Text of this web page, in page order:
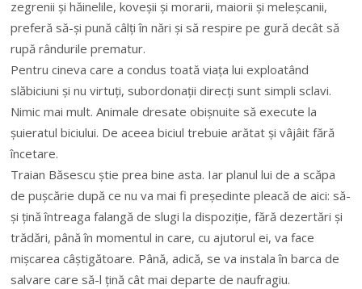
zegrenii și hăinelile, koveșii și morarii, maiorii și meleșcanii,
preferă să-și pună câlți în nări și să respire pe gură decât să
rupă rândurile prematur.
Pentru cineva care a condus toată viața lui exploatând
slăbiciuni și nu virtuți, subordonații direcți sunt simpli sclavi.
Nimic mai mult. Animale dresate obișnuite să execute la
șuieratul biciului. De aceea biciul trebuie arătat și vâjâit fără
încetare.
Traian Băsescu știe prea bine asta. Iar planul lui de a scăpa
de pușcărie după ce nu va mai fi președinte pleacă de aici: să-
și țină întreaga falangă de slugi la dispoziție, fără dezertări și
trădări, până în momentul in care, cu ajutorul ei, va face
mișcarea câștigătoare. Până, adică, se va instala în barca de
salvare care să-l țină cât mai departe de naufragiu.